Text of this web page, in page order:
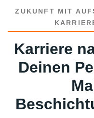
ZUKUNFT MIT
Karriere
Deinen